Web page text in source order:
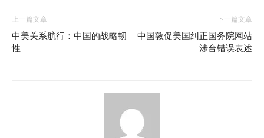
上一篇文章
中美关系航行：中国的战略韧
性
下一篇文章
中国敦促美国纠正国务院网站
涉台错误表述